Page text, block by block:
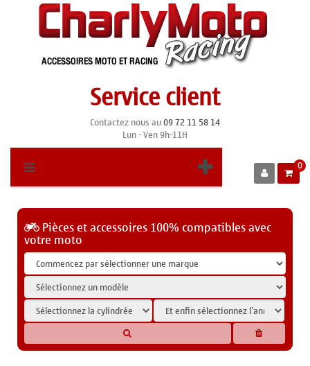
Service client
Contactez nous au09 72 11 58 14
Lun - Ven 9h-11H
0
Pièces et accessoires 100% compatibles avec
votre moto